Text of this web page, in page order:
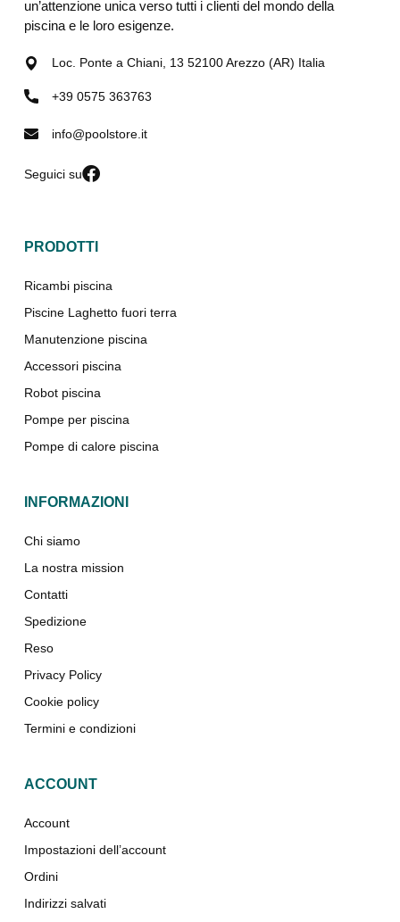
un’attenzione unica verso tutti i clienti del mondo della
piscina e le loro esigenze.
Loc. Ponte a Chiani, 13 52100 Arezzo (AR) Italia
+39 0575 363763
info@poolstore.it
Seguici su
PRODOTTI
Ricambi piscina
Piscine Laghetto fuori terra
Manutenzione piscina
Accessori piscina
Robot piscina
Pompe per piscina
Pompe di calore piscina
INFORMAZIONI
Chi siamo
La nostra mission
Contatti
Spedizione
Reso
Privacy Policy
Cookie policy
Termini e condizioni
ACCOUNT
Account
Impostazioni dell’account
Ordini
Indirizzi salvati